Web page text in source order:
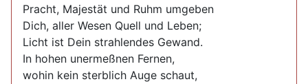
Pracht, Majestät und Ruhm umgeben
Dich, aller Wesen Quell und Leben;
Licht ist Dein strahlendes Gewand.
In hohen unermeßnen Fernen,
wohin kein sterblich Auge schaut,